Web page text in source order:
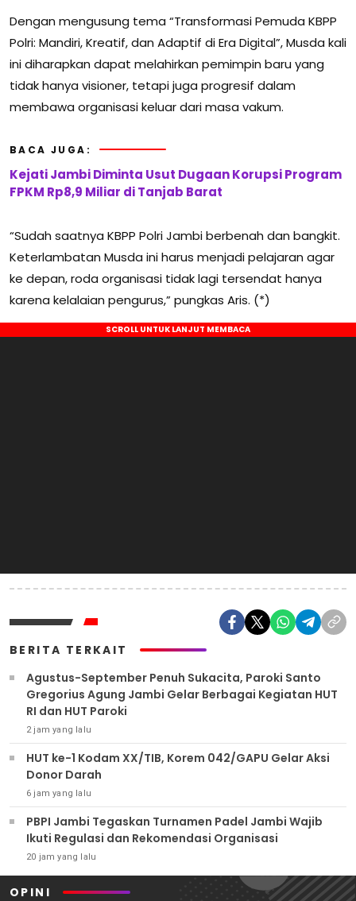
Dengan mengusung tema “Transformasi Pemuda KBPP
Polri: Mandiri, Kreatif, dan Adaptif di Era Digital”, Musda kali
ini diharapkan dapat melahirkan pemimpin baru yang
tidak hanya visioner, tetapi juga progresif dalam
membawa organisasi keluar dari masa vakum.
BACA JUGA:
Kejati Jambi Diminta Usut Dugaan Korupsi Program
FPKM Rp8,9 Miliar di Tanjab Barat
“Sudah saatnya KBPP Polri Jambi berbenah dan bangkit.
Keterlambatan Musda ini harus menjadi pelajaran agar
ke depan, roda organisasi tidak lagi tersendat hanya
karena kelalaian pengurus,” pungkas Aris. (*)
BERITA TERKAIT
Agustus-September Penuh Sukacita, Paroki Santo
Gregorius Agung Jambi Gelar Berbagai Kegiatan HUT
RI dan HUT Paroki
2 jam yang lalu
HUT ke-1 Kodam XX/TIB, Korem 042/GAPU Gelar Aksi
Donor Darah
6 jam yang lalu
PBPI Jambi Tegaskan Turnamen Padel Jambi Wajib
Ikuti Regulasi dan Rekomendasi Organisasi
20 jam yang lalu
OPINI